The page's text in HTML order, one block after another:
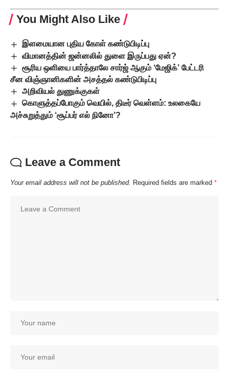
You Might Also Like
இளமையான புதிய கோள் கண்டுபிடிப்பு
விமானத்தின் ஜன்னலில் துளை இருப்பது ஏன்?
சூரிய ஒளியை பார்த்தாலே சார்ஜ் ஆகும் ‘மேஜிக்’ பேட்டரி
சீன விஞ்ஞானிகளின் அசத்தல் கண்டுபிடிப்பு
அறிவியல் துணுக்குகள்
கொளுத்தப்போகும் வெயில், திடீர் வெள்ளம்: உலகையே
அச்சுறுத்தும் ‘சூப்பர் எல் நினோ’?
Leave a Comment
Your email address will not be published. Required fields are marked *